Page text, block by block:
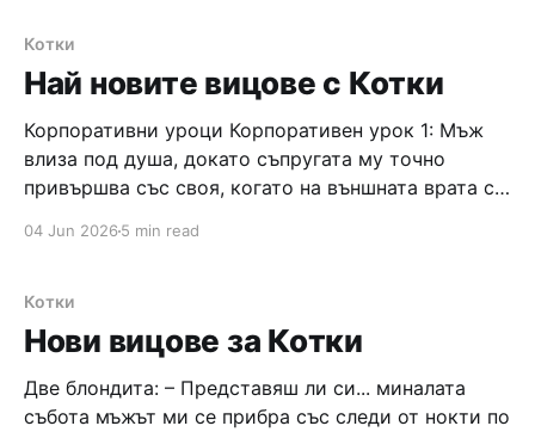
сребърна лъжичка и започнал да тика горчица в
муцунката
Котки
Най новите вицове с Котки
Корпоративни уроци Корпоративен урок 1: Мъж
влиза под душа, докато съпругата му точно
привършва със своя, когато на външната врата се
04 Jun 2026 5 min read
Котки
Нови вицове за Котки
Две блондита: – Представяш ли си... миналата
събота мъжът ми се прибра със следи от нокти по